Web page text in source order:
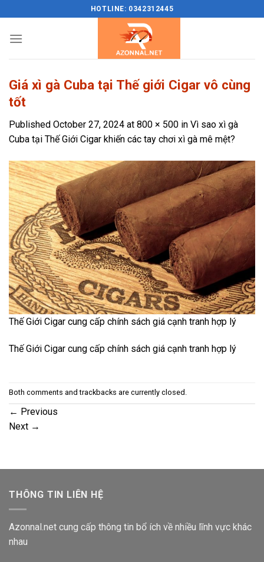
content
HOTLINE: 0342312445
Giá xì gà Cuba tại Thế giới Cigar vô cùng
tốt
Published October 27, 2024 at 800 × 500 in Vì sao xì gà
Cuba tại Thế Giới Cigar khiến các tay chơi xì gà mê mệt?
Thế Giới Cigar cung cấp chính sách giá cạnh tranh hợp lý
Thế Giới Cigar cung cấp chính sách giá cạnh tranh hợp lý
Both comments and trackbacks are currently closed.
← Previous
Next →
THÔNG TIN LIÊN HỆ
Azonnal.net cung cấp thông tin bổ ích về nhiều lĩnh vực khác
nhau